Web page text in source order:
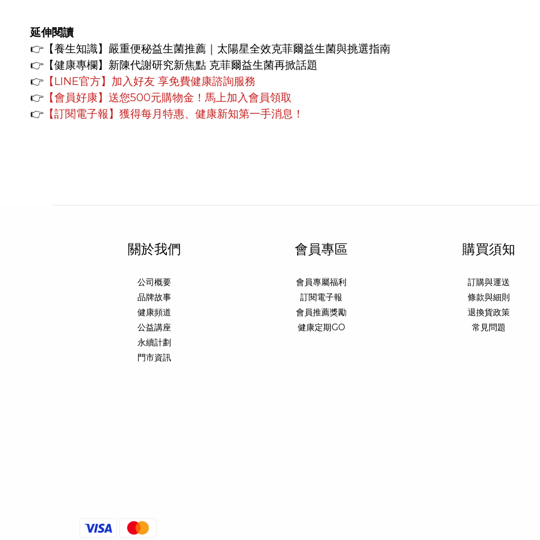
延伸閱讀
👉【養生知識】 嚴重便秘益生菌推薦｜太陽星全效克菲爾益生菌與挑選指南
👉【健康專欄】 新陳代謝研究新焦點 克菲爾益生菌再掀話題
👉 【LINE官方】 加入好友 享免費健康諮詢服務
👉 【會員好康】 送您500元購物金！馬上加入會員領取
👉 【訂閱電子報】獲得每月特惠、健康新知第一手消息！
關於我們
公司概要
品牌故事
健康頻道
公益講座
永續計劃
門市資訊
會員專區
會員專屬福利
訂閱電子報
會員推薦獎勵
健康定期GO
購買須知
訂購與運送
條款與細則
退換貨政策
常見問題